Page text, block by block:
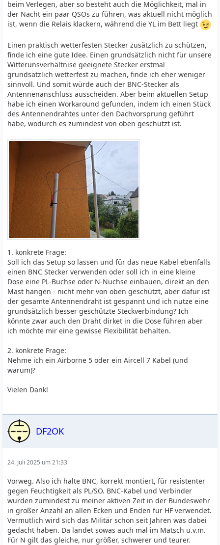
beim Verlegen, aber so besteht auch die Möglichkeit, mal in
der Nacht ein paar QSOs zu führen, was aktuell nicht möglich
ist, wenn die Relais klackern, während die YL im Bett liegt
Einen praktisch wetterfesten Stecker zusätzlich zu schützen,
finde ich eine gute Idee. Einen grundsätzlich nicht für unsere
Witterunsverhältnise geeignete Stecker erstmal
grundsätzlich wetterfest zu machen, finde ich eher weniger
sinnvoll. Und somit würde auch der BNC-Stecker als
Antennenanschluss ausscheiden. Aber beim aktuellen Setup
habe ich einen Workaround gefunden, indem ich einen Stück
des Antennendrahtes unter den Dachvorsprung geführt
habe, wodurch es zumindest von oben geschützt ist.
1. konkrete Frage:
Soll ich das Setup so lassen und für das neue Kabel ebenfalls
einen BNC Stecker verwenden oder soll ich in eine kleine
Dose eine PL-Buchse oder N-Nuchse einbauen, direkt an den
Mast hängen - nicht mehr von oben geschützt, aber dafür ist
der gesamte Antennendraht ist gespannt und ich nutze eine
grundsätzlich besser geschützte Steckverbindung? Ich
könnte zwar auch den Draht dirket in die Dose führen aber
ich möchte mir eine gewisse Flexibilität behalten.
2. konkrete Frage:
Nehme ich ein Airborne 5 oder ein Aircell 7 Kabel (und
warum)?
Vielen Dank!
DF2OK
24. Juli 2025 um 21:33
Vorweg. Also ich halte BNC, korrekt montiert, für resistenter
gegen Feuchtigkeit als PL/SO. BNC-Kabel und Verbinder
wurden zumindest zu meiner aktiven Zeit in der Bundeswehr
in großer Anzahl an allen Ecken und Enden für HF verwendet.
Vermutlich wird sich das Militär schon seit Jahren was dabei
gedacht haben. Da landet sowas auch mal im Matsch u.v.m.
Für N gilt das gleiche, nur größer, schwerer und teurer.